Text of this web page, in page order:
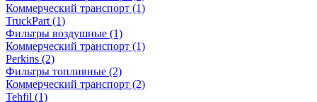
Коммерческий транспорт (1)
TruckPart (1)
Фильтры воздушные (1)
Коммерческий транспорт (1)
Perkins (2)
Фильтры топливные (2)
Коммерческий транспорт (2)
Tehfil (1)